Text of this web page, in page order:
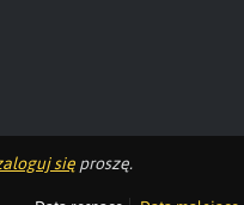
się proszę.